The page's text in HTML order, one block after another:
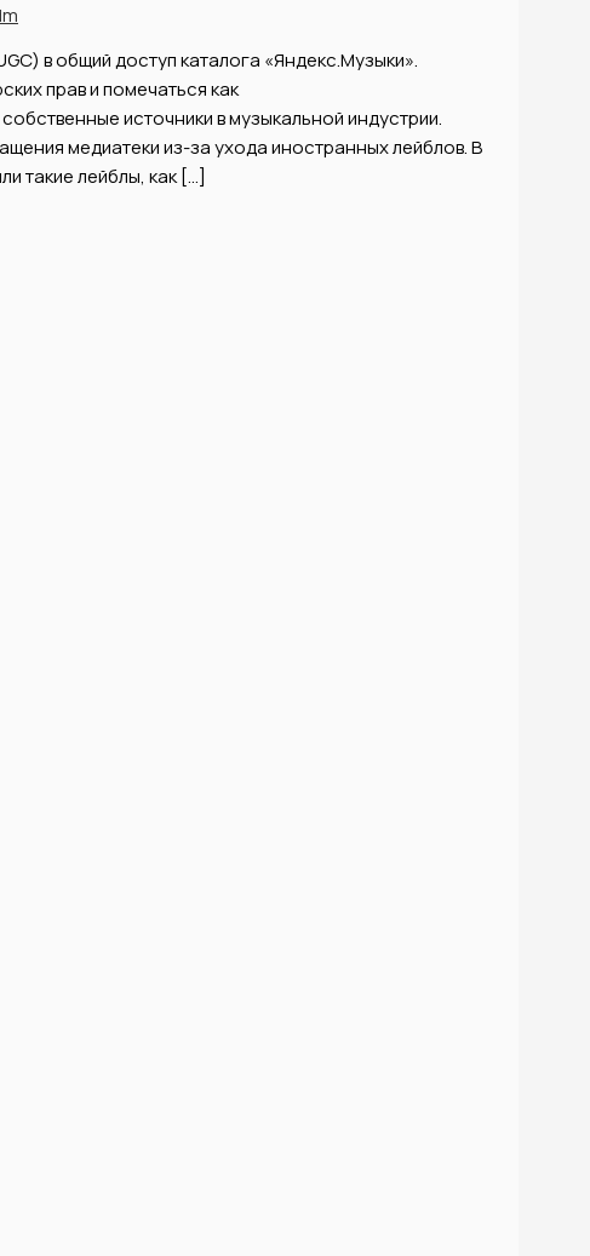
в общий доступ каталога «Яндекс.Музыки».
прав и помечаться как
источники в музыкальной индустрии.
медиатеки из-за ухода иностранных лейблов. В
такие лейблы, как […]